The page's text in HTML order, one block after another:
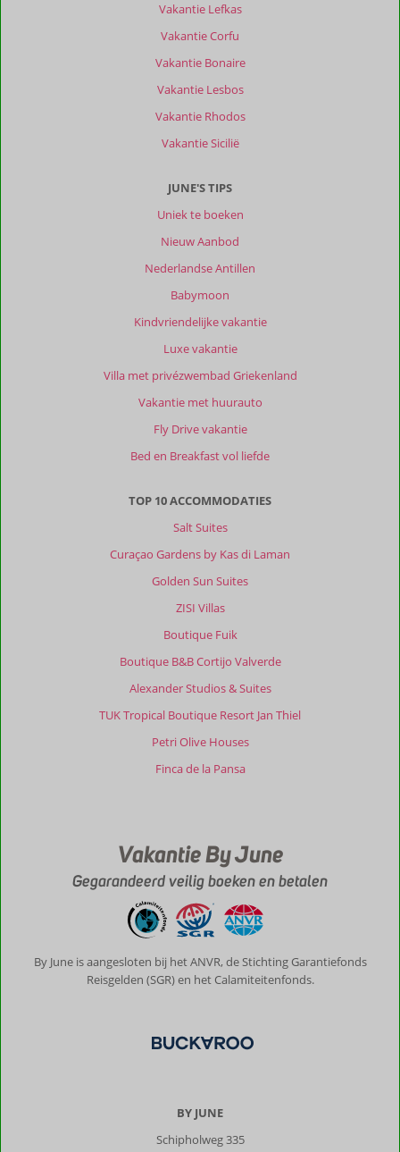
Vakantie Lefkas
Vakantie Corfu
Vakantie Bonaire
Vakantie Lesbos
Vakantie Rhodos
Vakantie Sicilië
JUNE'S TIPS
Uniek te boeken
Nieuw Aanbod
Nederlandse Antillen
Babymoon
Kindvriendelijke vakantie
Luxe vakantie
Villa met privézwembad Griekenland
Vakantie met huurauto
Fly Drive vakantie
Bed en Breakfast vol liefde
TOP 10 ACCOMMODATIES
Salt Suites
Curaçao Gardens by Kas di Laman
Golden Sun Suites
ZISI Villas
Boutique Fuik
Boutique B&B Cortijo Valverde
Alexander Studios & Suites
TUK Tropical Boutique Resort Jan Thiel
Petri Olive Houses
Finca de la Pansa
Vakantie By June
Gegarandeerd veilig boeken en betalen
By June is aangesloten bij het ANVR, de Stichting Garantiefonds
Reisgelden (SGR) en het Calamiteitenfonds.
BY JUNE
Schipholweg 335